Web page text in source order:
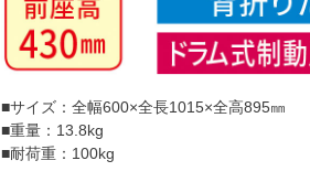
■サイズ：全幅600×全長1015×全高895㎜
■重量：13.8kg
■耐荷重：100kg